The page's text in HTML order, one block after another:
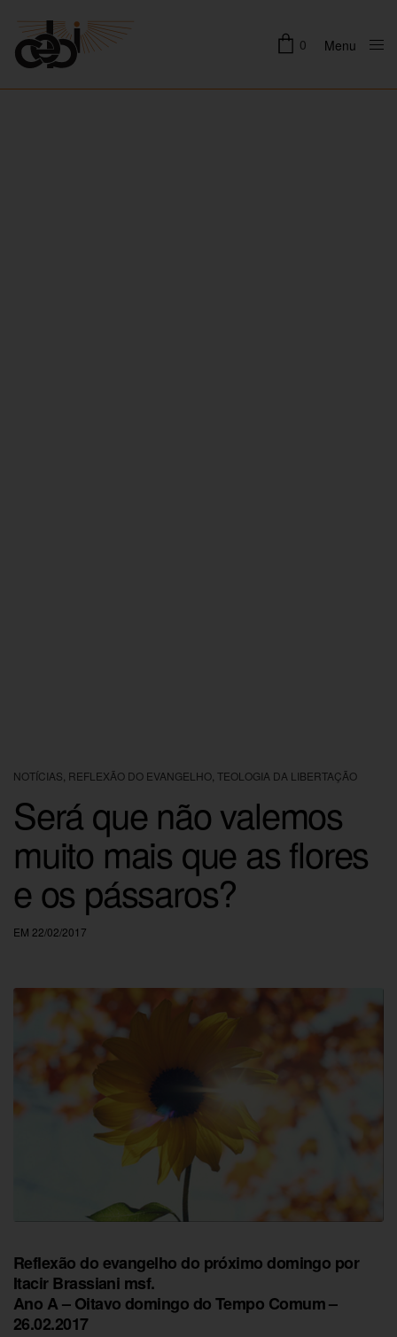
0 Menu
NOTÍCIAS REFLEXÃO DO EVANGELHO TEOLOGIA DA LIBERTAÇÃO
Será que não valemos
muito mais que as flores
e os pássaros?
EM 22/02/2017
Reflexão do evangelho do próximo domingo por
Itacir Brassiani msf.
Ano A – Oitavo domingo do Tempo Comum –
26.02.2017